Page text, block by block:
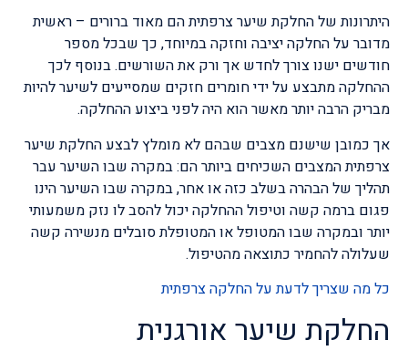
היתרונות של החלקת שיער צרפתית הם מאוד ברורים – ראשית
מדובר על החלקה יציבה וחזקה במיוחד, כך שבכל מספר
חודשים ישנו צורך לחדש אך ורק את השורשים. בנוסף לכך
ההחלקה מתבצע על ידי חומרים חזקים שמסייעים לשיער להיות
מבריק הרבה יותר מאשר הוא היה לפני ביצוע ההחלקה.
אך כמובן שישנם מצבים שבהם לא מומלץ לבצע החלקת שיער
צרפתית המצבים השכיחים ביותר הם: במקרה שבו השיער עבר
תהליך של הבהרה בשלב כזה או אחר, במקרה שבו השיער הינו
פגום ברמה קשה וטיפול ההחלקה יכול להסב לו נזק משמעותי
יותר ובמקרה שבו המטופל או המטופלת סובלים מנשירה קשה
שעלולה להחמיר כתוצאה מהטיפול.
כל מה שצריך לדעת על החלקה צרפתית
החלקת שיער אורגנית